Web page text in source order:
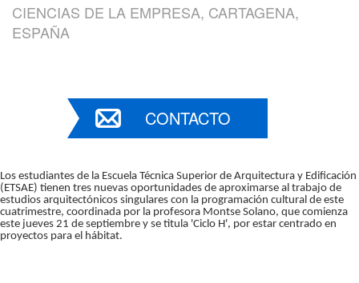
CIENCIAS DE LA EMPRESA, CARTAGENA,
ESPAÑA
CONTACTO
Los estudiantes de la Escuela Técnica Superior de Arquitectura y Edificación
(ETSAE) tienen tres nuevas oportunidades de aproximarse al trabajo de
estudios arquitectónicos singulares con la programación cultural de este
cuatrimestre, coordinada por la profesora Montse Solano, que comienza
este jueves 21 de septiembre y se titula 'Ciclo H', por estar centrado en
proyectos para el hábitat.